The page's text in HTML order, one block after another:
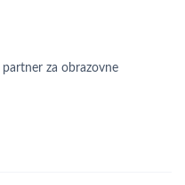
za obrazovne